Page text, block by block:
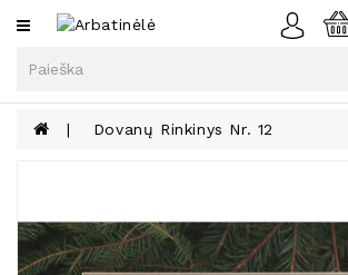
Kategorijos
Kava
Lieknėjimui,
Sveikatai
Dovanų Rinkinys Nr. 12